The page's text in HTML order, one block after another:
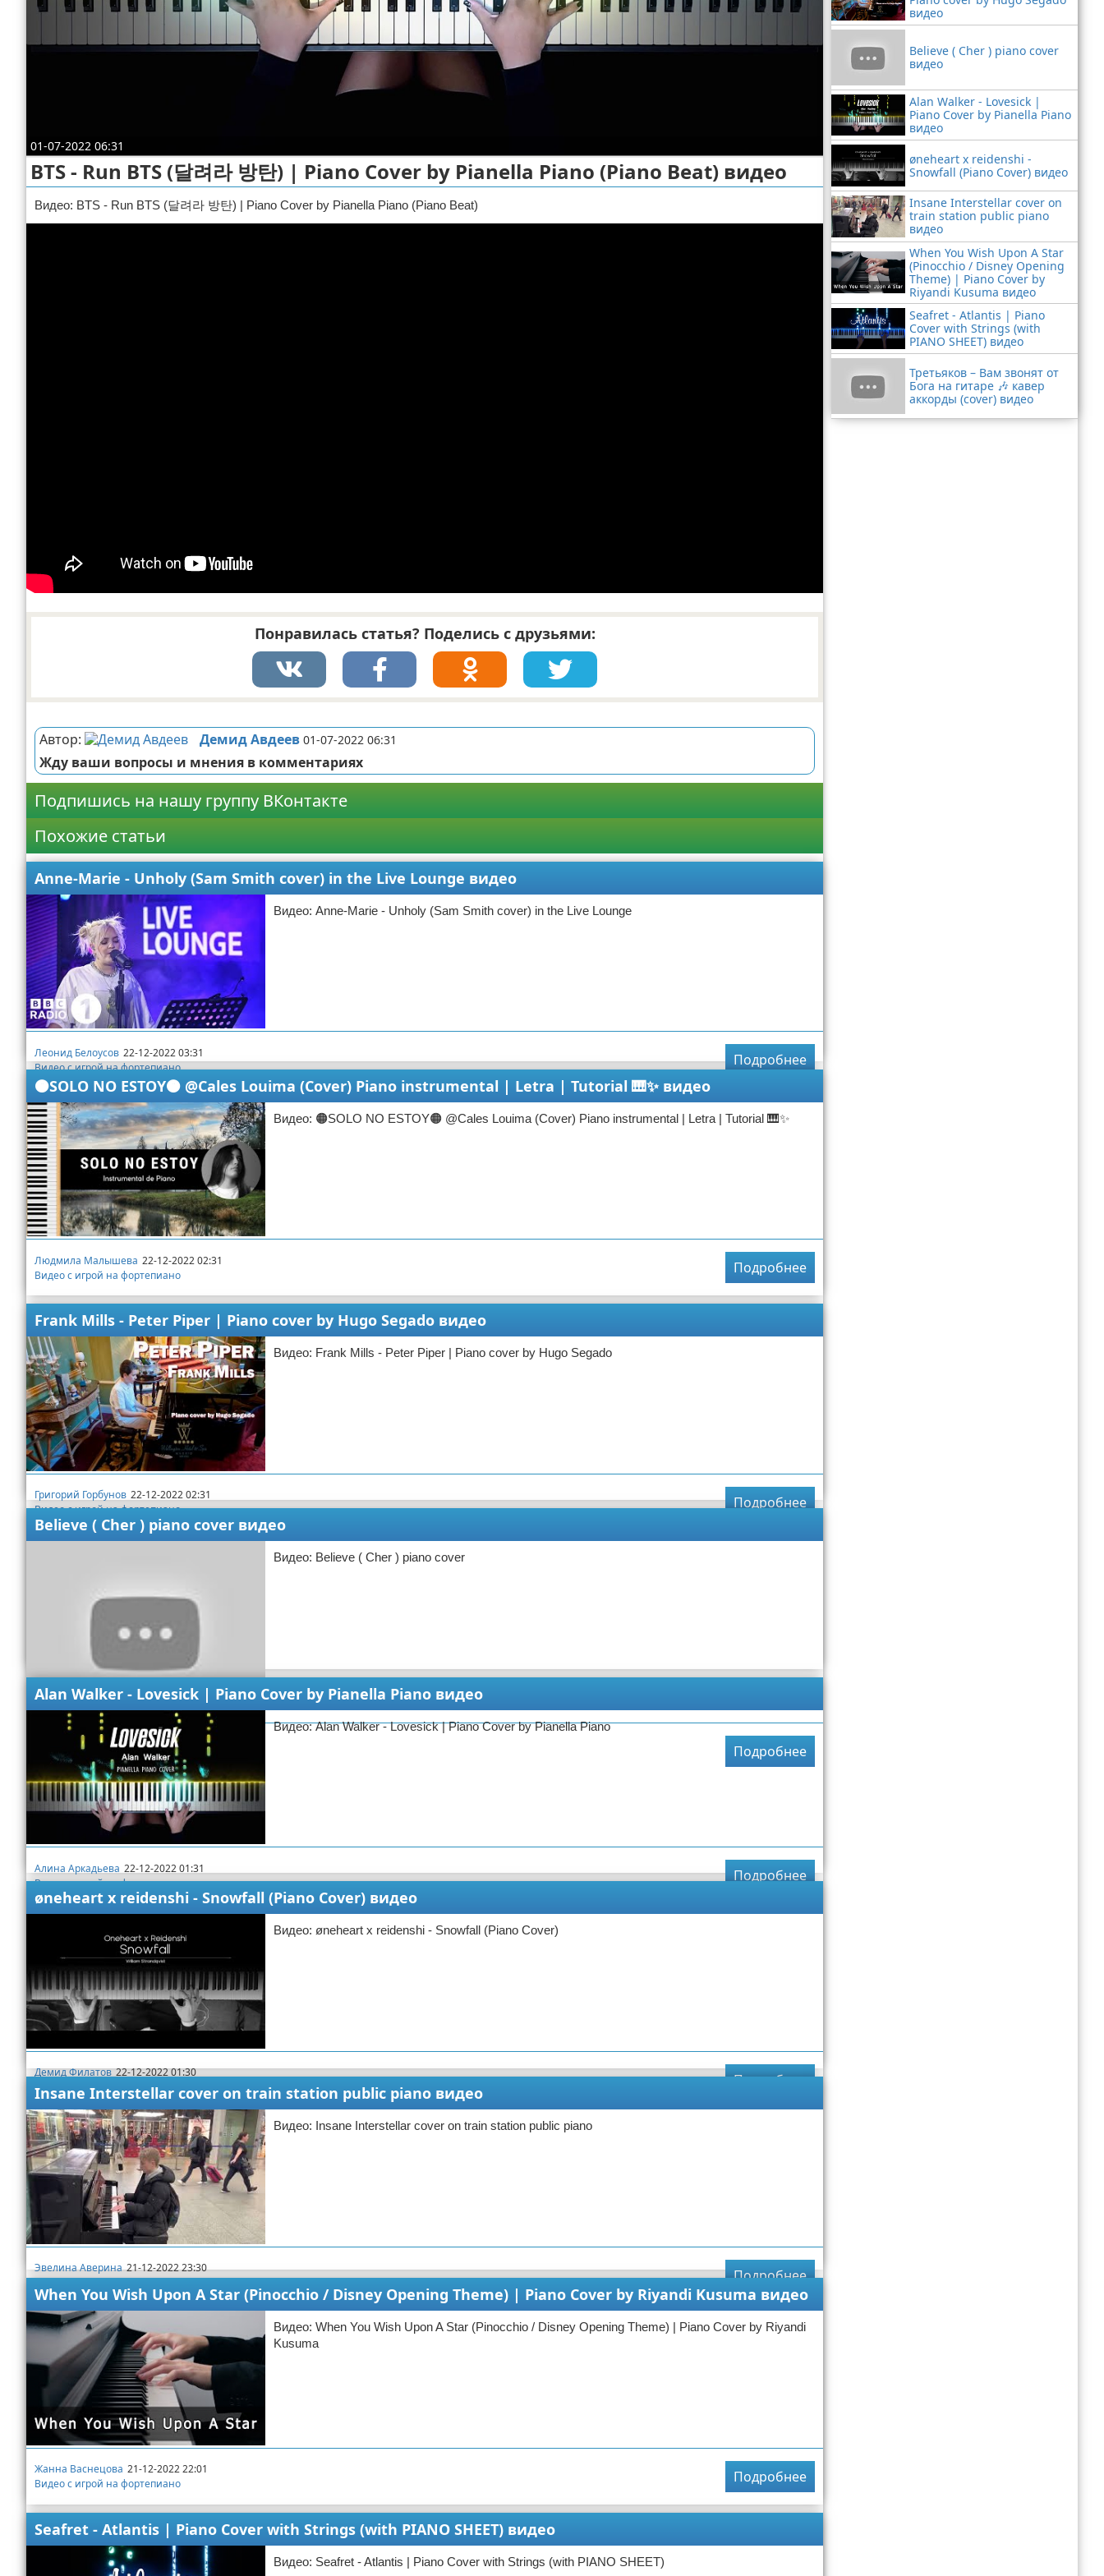
01-07-2022 06:31
BTS - Run BTS (달려라 방탄) | Piano Cover by Pianella Piano (Piano Beat) видео
Видео: BTS - Run BTS (달려라 방탄) | Piano Cover by Pianella Piano (Piano Beat)
Понравилась статья? Поделись с друзьями:
Автор: Демид Авдеев 01-07-2022 06:31
Жду ваши вопросы и мнения в комментариях
Подпишись на нашу группу ВКонтакте
Похожие статьи
Anne-Marie - Unholy (Sam Smith cover) in the Live Lounge видео
Видео: Anne-Marie - Unholy (Sam Smith cover) in the Live Lounge
Леонид Белоусов 22-12-2022 03:31
Видео с игрой на фортепиано
Подробнее
🟠SOLO NO ESTOY🟠 @Cales Louima (Cover) Piano instrumental | Letra | Tutorial 🎹✨ видео
Видео: 🟠SOLO NO ESTOY🟠 @Cales Louima (Cover) Piano instrumental | Letra | Tutorial 🎹✨
Людмила Малышева 22-12-2022 02:31
Видео с игрой на фортепиано
Подробнее
Frank Mills - Peter Piper | Piano cover by Hugo Segado видео
Видео: Frank Mills - Peter Piper | Piano cover by Hugo Segado
Григорий Горбунов 22-12-2022 02:31
Видео с игрой на фортепиано
Подробнее
Believe ( Cher ) piano cover видео
Видео: Believe ( Cher ) piano cover
София Железная 22-12-2022 02:31
Видео с игрой на фортепиано
Подробнее
Alan Walker - Lovesick | Piano Cover by Pianella Piano видео
Видео: Alan Walker - Lovesick | Piano Cover by Pianella Piano
Алина Аркадьева 22-12-2022 01:31
Видео с игрой на фортепиано
Подробнее
øneheart x reidenshi - Snowfall (Piano Cover) видео
Видео: øneheart x reidenshi - Snowfall (Piano Cover)
Демид Филатов 22-12-2022 01:30
Видео с игрой на фортепиано
Подробнее
Insane Interstellar cover on train station public piano видео
Видео: Insane Interstellar cover on train station public piano
Эвелина Аверина 21-12-2022 23:30
Видео с игрой на фортепиано
Подробнее
When You Wish Upon A Star (Pinocchio / Disney Opening Theme) | Piano Cover by Riyandi Kusuma видео
Видео: When You Wish Upon A Star (Pinocchio / Disney Opening Theme) | Piano Cover by Riyandi
Kusuma
Жанна Васнецова 21-12-2022 22:01
Видео с игрой на фортепиано
Подробнее
Seafret - Atlantis | Piano Cover with Strings (with PIANO SHEET) видео
Видео: Seafret - Atlantis | Piano Cover with Strings (with PIANO SHEET)
видео
Believe ( Cher ) piano cover
видео
Alan Walker - Lovesick |
Piano Cover by Pianella Piano
видео
øneheart x reidenshi -
Snowfall (Piano Cover) видео
Insane Interstellar cover on
train station public piano
видео
When You Wish Upon A Star
(Pinocchio / Disney Opening
Theme) | Piano Cover by
Riyandi Kusuma видео
Seafret - Atlantis | Piano
Cover with Strings (with
PIANO SHEET) видео
Третьяков – Вам звонят от
Бога на гитаре 🎶 кавер
аккорды (cover) видео